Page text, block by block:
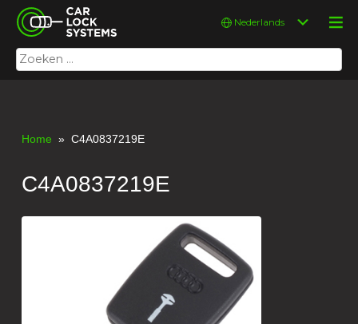
content
Car Lock Systems
Car Lock Systems
Zoeken
naar:
Kies
taal
Home » C4A0837219E
C4A0837219E